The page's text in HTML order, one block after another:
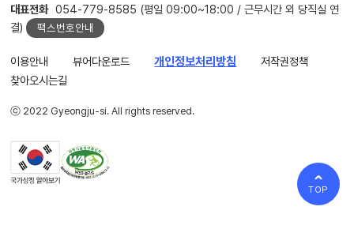
대표전화 054-779-8585 (평일 09:00~18:00 / 근무시간 외 당직실 연
결)
팩스번호안내
이용안내 뷰어다운로드 개인정보처리방침
저작권정책
찾아오시는길
ⓒ 2022 Gyeongju-si. All rights reserved.
TOP